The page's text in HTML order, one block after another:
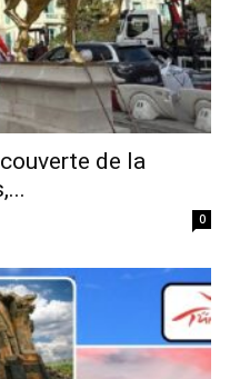
de la
0